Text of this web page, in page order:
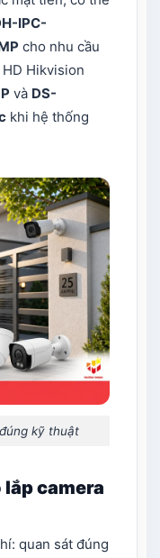
IPC-
cho nhu cầu
Hikvision
và DS-
khi hệ thống
kỹ thuật
camera
quan sát đúng